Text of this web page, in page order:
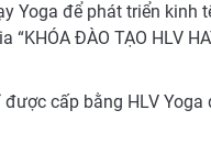
Yoga để phát triển kinh
ĐÀO TẠO HLV
cấp bằng HLV